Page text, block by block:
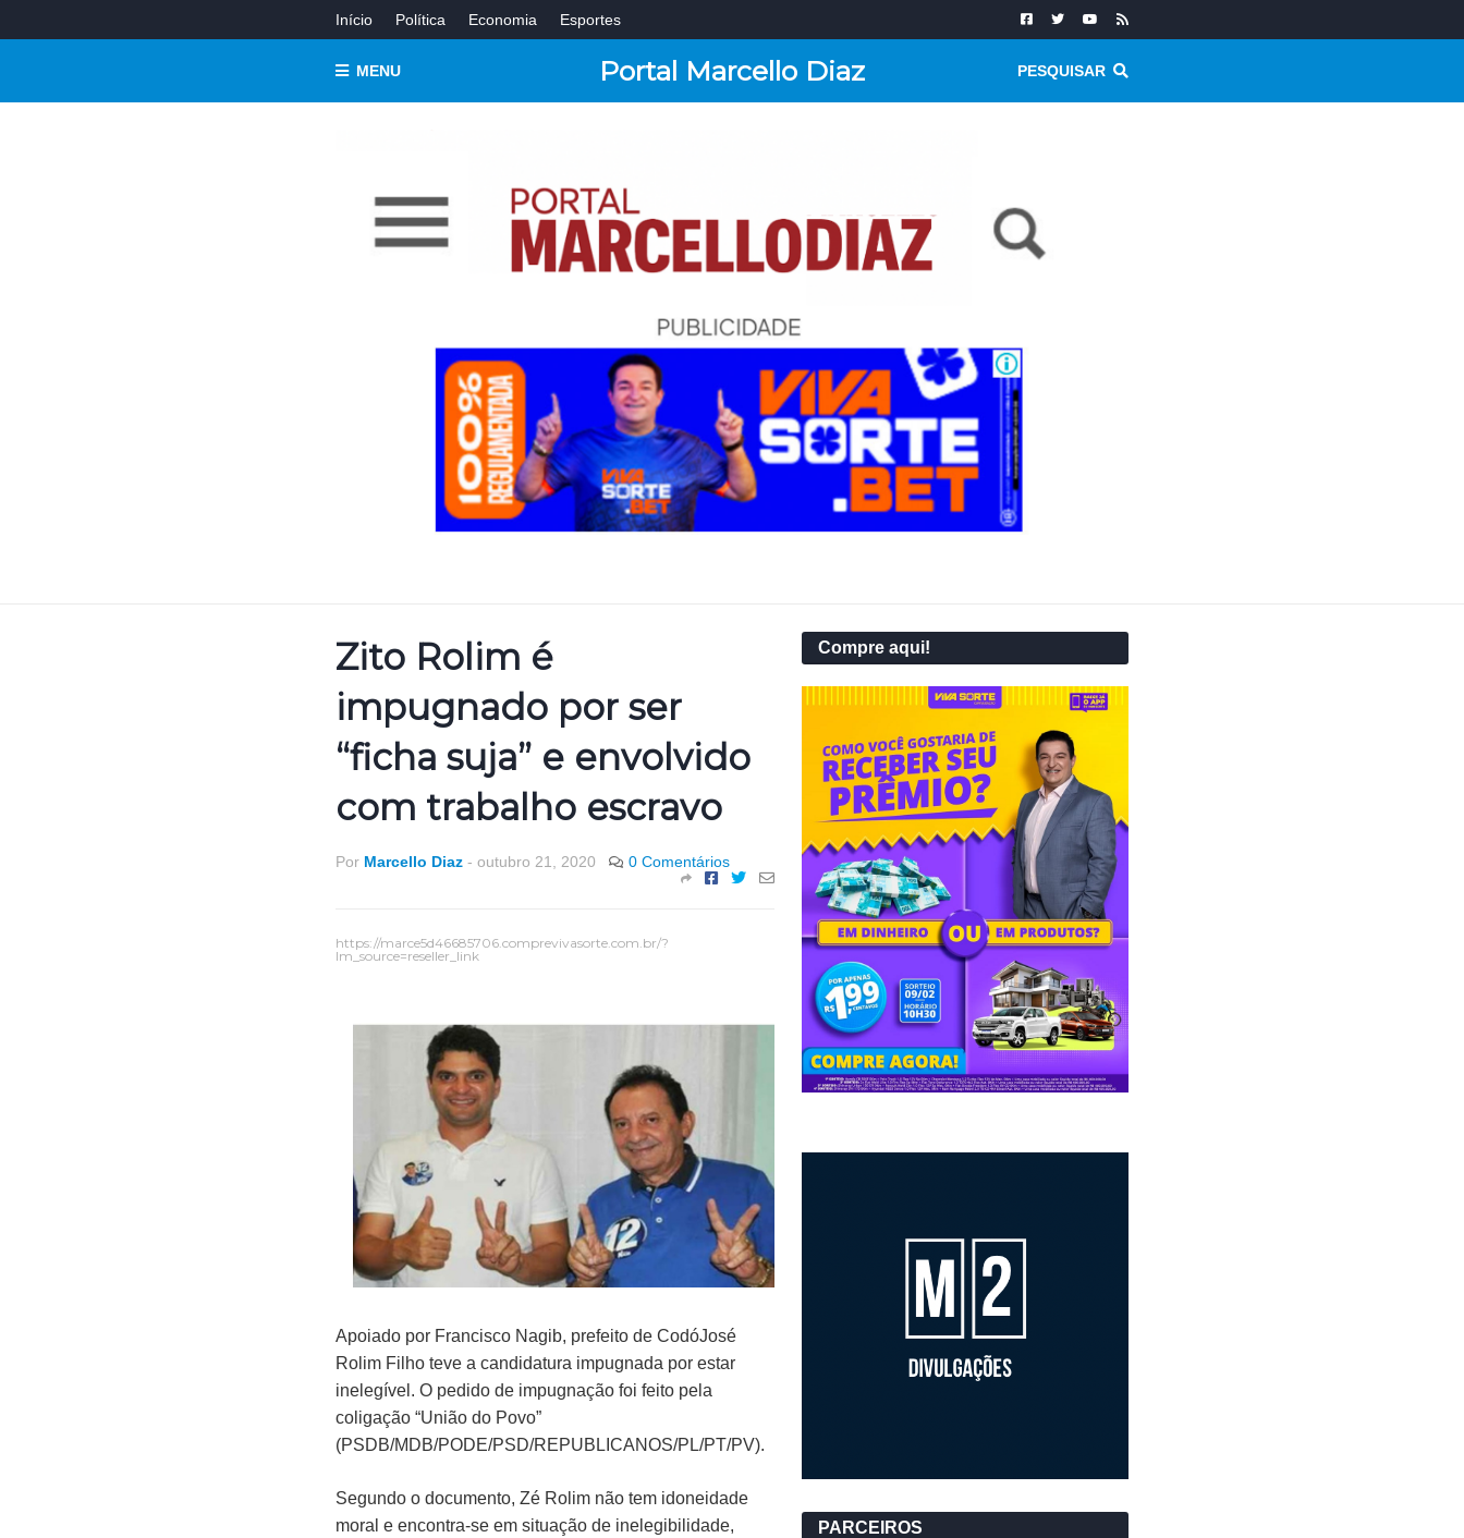
Início Política Economia Esportes
MENU Portal Marcello Diaz PESQUISAR
Zito Rolim é
impugnado por ser
“ficha suja” e envolvido
com trabalho escravo
Por Marcello Diaz - outubro 21, 2020 0 Comentários
https://marce5d46685706.comprevivasorte.com.br/?
lm_source=reseller_link
Apoiado por Francisco Nagib, prefeito de CodóJosé
Rolim Filho teve a candidatura impugnada por estar
inelegível. O pedido de impugnação foi feito pela
coligação “União do Povo”
(PSDB/MDB/PODE/PSD/REPUBLICANOS/PL/PT/PV).
Segundo o documento, Zé Rolim não tem idoneidade
moral e encontra-se em situação de inelegibilidade,
Compre aqui!
PARCEIROS